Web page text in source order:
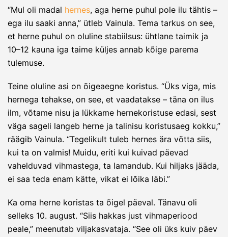
“Mul oli madal hernes, aga herne puhul pole ilu tähtis –
ega ilu saaki anna,” ütleb Vainula. Tema tarkus on see,
et herne puhul on oluline stabiilsus: ühtlane taimik ja
10–12 kauna iga taime küljes annab kõige parema
tulemuse.
Teine oluline asi on õigeaegne koristus. “Üks viga, mis
hernega tehakse, on see, et vaadatakse – täna on ilus
ilm, võtame nisu ja lükkame hernekoristuse edasi, sest
väga sageli langeb herne ja talinisu koristusaeg kokku,”
räägib Vainula. “Tegelikult tuleb hernes ära võtta siis,
kui ta on valmis! Muidu, eriti kui kuivad päevad
vahelduvad vihmastega, ta lamandub. Kui hiljaks jääda,
ei saa teda enam kätte, vikat ei lõika läbi.”
Ka oma herne koristas ta õigel päeval. Tänavu oli
selleks 10. august. “Siis hakkas just vihmaperiood
peale,” meenutab viljakasvataja. “See oli üks kuiv päev